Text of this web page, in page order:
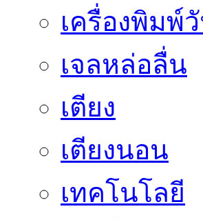
เครื่องพิมพ์
เจลหล่อลื่น
เตียง
เตียงนอน
เทคโนโลยี